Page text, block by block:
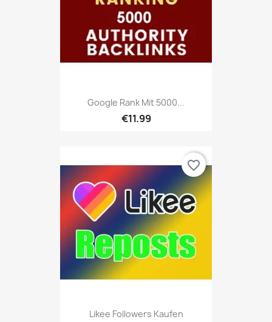
Google Rank Mit 5000...
€11.99
Likee Followers Kaufen
favorite_border